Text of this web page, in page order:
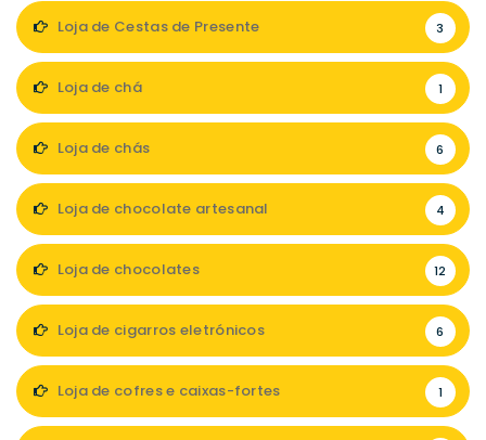
Loja de Cestas de Presente 3
Loja de chá 1
Loja de chás 6
Loja de chocolate artesanal 4
Loja de chocolates 12
Loja de cigarros eletrónicos 6
Loja de cofres e caixas-fortes 1